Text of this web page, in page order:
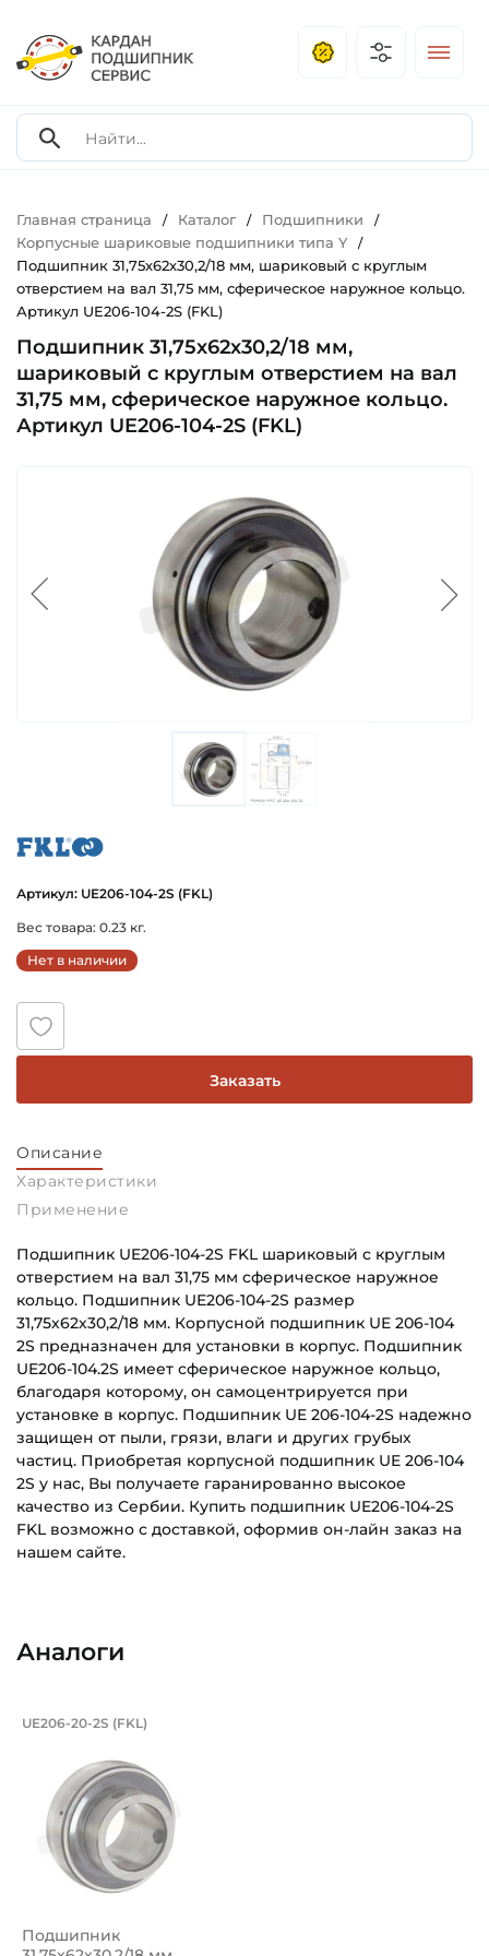
Главная страница / Каталог / Подшипники /
Корпусные шариковые подшипники типа Y /
Подшипник 31,75х62х30,2/18 мм, шариковый с круглым
отверстием на вал 31,75 мм, сферическое наружное кольцо.
Артикул UE206-104-2S (FKL)
Подшипник 31,75х62х30,2/18 мм,
шариковый с круглым отверстием на вал
31,75 мм, сферическое наружное кольцо.
Артикул UE206-104-2S (FKL)
Артикул: UE206-104-2S (FKL)
Вес товара: 0.23 кг.
Нет в наличии
Заказать
Описание
Характеристики
Применение
Подшипник UE206-104-2S FKL шариковый с круглым
отверстием на вал 31,75 мм сферическое наружное
кольцо. Подшипник UE206-104-2S размер
31,75х62х30,2/18 мм. Корпусной подшипник UE 206-104
2S предназначен для установки в корпус. Подшипник
UE206-104.2S имеет сферическое наружное кольцо,
благодаря которому, он самоцентрируется при
установке в корпус. Подшипник UE 206-104-2S надежно
защищен от пыли, грязи, влаги и других грубых
частиц. Приобретая корпусной подшипник UE 206-104
2S у нас, Вы получаете гаранированно высокое
качество из Сербии. Купить подшипник UE206-104-2S
FKL возможно с доставкой, оформив он-лайн заказ на
нашем сайте.
Наружный диаметр (D):
Ширина внутреннего кольца (B):
Ширина наружного кольца (С):
18 мм
Ширина в сборе (Монтажная):
Динамическая грузоподъёмность "C":
Категория:
Аналоги
Подшипник 31,75х62х30,2/18 мм,
UE206-20-2S (FKL)
Подшипник